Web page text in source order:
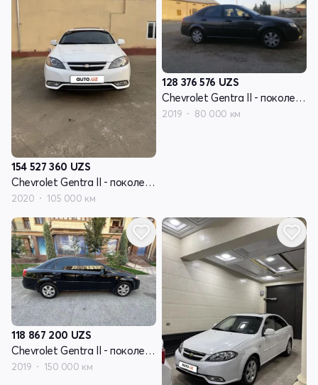
154 527 360 UZS
Chevrolet Gentra II - поколение
2020 105 000 км
128 376 576 UZS
Chevrolet Gentra II - поколение
2019 80 000 км
118 867 200 UZS
Chevrolet Gentra II - поколение
2019 150 000 км